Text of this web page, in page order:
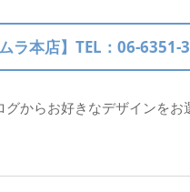
ラ本店】TEL： 06-6351-
グからお好きなデザインをお